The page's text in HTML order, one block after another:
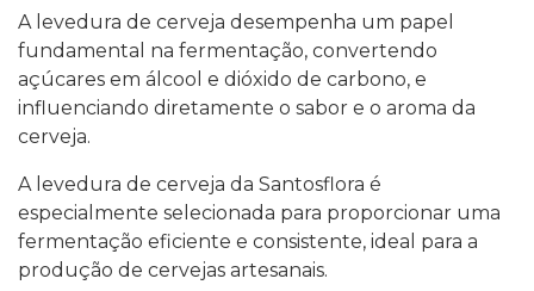
A levedura de cerveja desempenha um papel
fundamental na fermentação, convertendo
açúcares em álcool e dióxido de carbono, e
influenciando diretamente o sabor e o aroma da
cerveja.
A levedura de cerveja da Santosflora é
especialmente selecionada para proporcionar uma
fermentação eficiente e consistente, ideal para a
produção de cervejas artesanais.